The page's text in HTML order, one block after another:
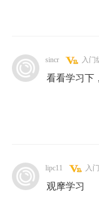
sincr 入门
看看学习下
lipc11 入
观摩学习